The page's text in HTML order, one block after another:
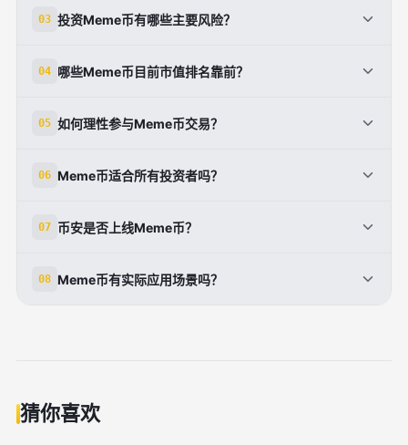
FOMO心理，且多数代币供应量大、缺乏实际价值，导
03 投资Meme币有哪些主要风险？
暴涨后迅速下跌，以及因缺乏基本面支撑导致的价格崩
04 哪些Meme币目前市值排名靠前？
（DOGE）、柴犬币（SHIB）、Pepe（PEPE）、
05 如何理性参与Meme币交易？
使用数据分析工具跟踪价格趋势，并严格设置止损止盈
06 Meme币适合所有投资者吗？
适合具备风险承受能力的投资者，且应视为加密市场的
07 币安是否上线Meme币？
线的$ACT在数小时内暴涨10倍，显示其作为主流交易
08 Meme币有实际应用场景吗？
猜你喜欢